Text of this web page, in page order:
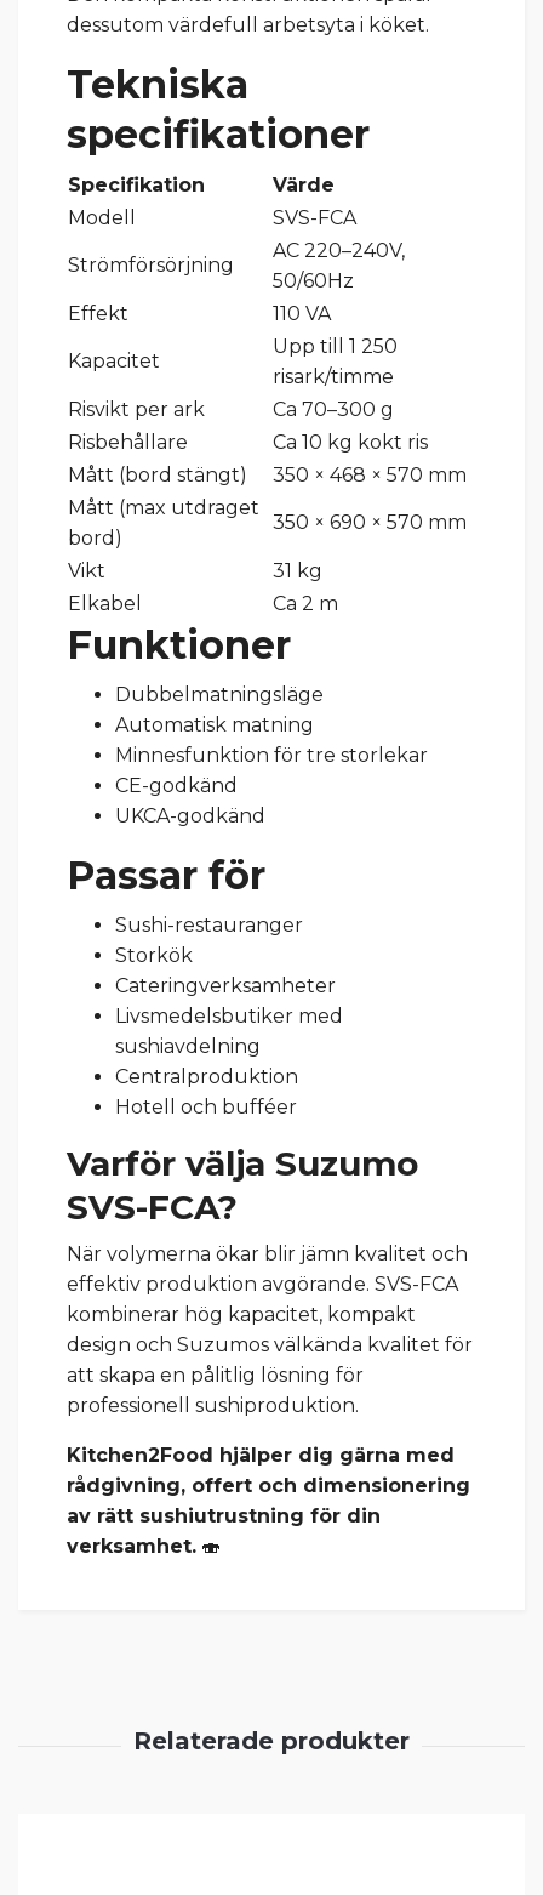
dessutom värdefull arbetsyta i köket.
Tekniska
specifikationer
Specifikation
Värde
Modell
SVS-FCA
Strömförsörjning
AC 220–240V,
50/60Hz
Effekt
110 VA
Kapacitet
Upp till 1 250
risark/timme
Risvikt per ark
Ca 70–300 g
Risbehållare
Ca 10 kg kokt ris
Mått (bord stängt)
350 × 468 × 570 mm
Mått (max utdraget
bord)
350 × 690 × 570 mm
Vikt
31 kg
Elkabel
Ca 2 m
Funktioner
Dubbelmatningsläge
Automatisk matning
Minnesfunktion för tre storlekar
CE-godkänd
UKCA-godkänd
Passar för
Sushi-restauranger
Storkök
Cateringverksamheter
Livsmedelsbutiker med
sushiavdelning
Centralproduktion
Hotell och bufféer
Varför välja Suzumo
SVS-FCA?
När volymerna ökar blir jämn kvalitet och
effektiv produktion avgörande. SVS-FCA
kombinerar hög kapacitet, kompakt
design och Suzumos välkända kvalitet för
att skapa en pålitlig lösning för
professionell sushiproduktion.
Kitchen2Food hjälper dig gärna med
rådgivning, offert och dimensionering
av rätt sushiutrustning för din
verksamhet. 🍣